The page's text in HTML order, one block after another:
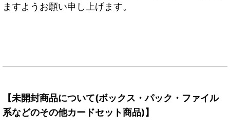
ますようお願い申し上げます。
【未開封商品について(ボックス・パック・ファイル
系などのその他カードセット商品)】